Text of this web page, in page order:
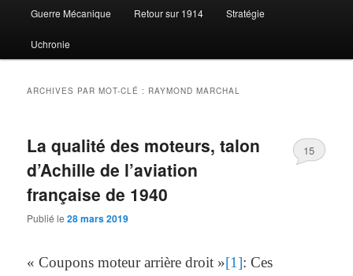
Guerre Mécanique Retour sur 1914 Stratégie
Uchronie
ARCHIVES PAR MOT-CLÉ : RAYMOND MARCHAL
La qualité des moteurs, talon
d’Achille de l’aviation
française de 1940
Publié le28 mars 2019
15
« Coupons moteur arrière droit »[1]: Ces